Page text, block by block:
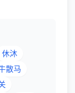
休沐
散马